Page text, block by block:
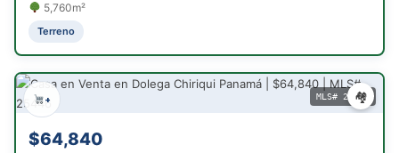
5,760m²
Terreno
MLS# 25446
🏘
$64,840
+